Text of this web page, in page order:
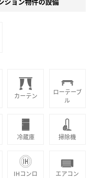
カーテン
ローテーブ
ル
冷蔵庫 掃除機
IHコンロ エアコン